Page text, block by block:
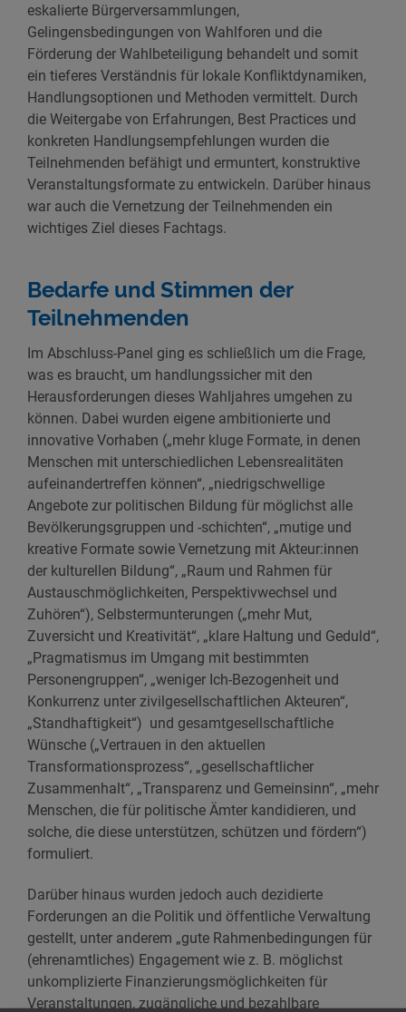
eskalierte Bürgerversammlungen,
Gelingensbedingungen von Wahlforen und die
Förderung der Wahlbeteiligung behandelt und somit
ein tieferes Verständnis für lokale Konfliktdynamiken,
Handlungsoptionen und Methoden vermittelt. Durch
die Weitergabe von Erfahrungen, Best Practices und
konkreten Handlungsempfehlungen wurden die
Teilnehmenden befähigt und ermuntert, konstruktive
Veranstaltungsformate zu entwickeln. Darüber hinaus
war auch die Vernetzung der Teilnehmenden ein
wichtiges Ziel dieses Fachtags.
Bedarfe und Stimmen der
Teilnehmenden
Im Abschluss-Panel ging es schließlich um die Frage,
was es braucht, um handlungssicher mit den
Herausforderungen dieses Wahljahres umgehen zu
können. Dabei wurden eigene ambitionierte und
innovative Vorhaben („mehr kluge Formate, in denen
Menschen mit unterschiedlichen Lebensrealitäten
aufeinandertreffen können“, „niedrigschwellige
Angebote zur politischen Bildung für möglichst alle
Bevölkerungsgruppen und -schichten“, „mutige und
kreative Formate sowie Vernetzung mit Akteur:innen
der kulturellen Bildung“, „Raum und Rahmen für
Austauschmöglichkeiten, Perspektivwechsel und
Zuhören“), Selbstermunterungen („mehr Mut,
Zuversicht und Kreativität“, „klare Haltung und Geduld“,
„Pragmatismus im Umgang mit bestimmten
Personengruppen“, „weniger Ich-Bezogenheit und
Konkurrenz unter zivilgesellschaftlichen Akteuren“,
„Standhaftigkeit“) und gesamtgesellschaftliche
Wünsche („Vertrauen in den aktuellen
Transformationsprozess“, „gesellschaftlicher
Zusammenhalt“, „Transparenz und Gemeinsinn“, „mehr
Menschen, die für politische Ämter kandidieren, und
solche, die diese unterstützen, schützen und fördern“)
formuliert.
Darüber hinaus wurden jedoch auch dezidierte
Forderungen an die Politik und öffentliche Verwaltung
gestellt, unter anderem „gute Rahmenbedingungen für
(ehrenamtliches) Engagement wie z. B. möglichst
unkomplizierte Finanzierungsmöglichkeiten für
Veranstaltungen, zugängliche und bezahlbare